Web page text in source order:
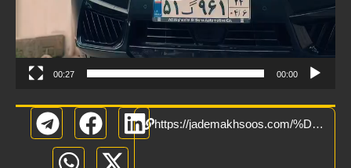
00:00
00:27
https://jademakhsoos.com/%D9%81%DB%8C%D9%84%D9%85/%D9%BE%D8%A7%DB%8C-%D8%B1%D9%88%D9%84%D8%B2%D8%B1%D9%88%DB%8C%D8%B3-%DA%A9%D9%88%D9%84%DB%8C%D9%86%D8%A7%D9%86-%D9%87%D9%85-%D8%A8%D9%87-%D8%AE%DB%8C%D8%A7%D8%A8%D8%A7%D9%86-%D9%87%D8%A7%DB%8C-%D8%A7/